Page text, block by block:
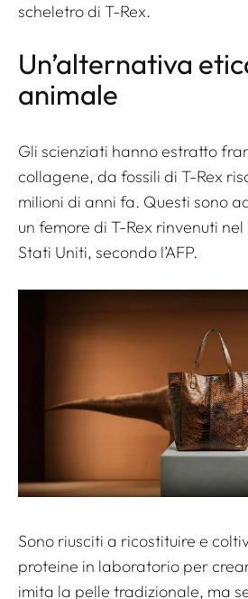
scheletro di T-Rex.
Un’alternativa
animale
Gli scienziati hanno estratto
collagene, da fossili di T-Rex
milioni di anni fa. Questi sono
un femore di T-Rex rinvenuti
Stati Uniti, secondo l’AFP.
Sono riusciti a ricostituire e
proteine ​​in laboratorio per
imita la pelle tradizionale, ma